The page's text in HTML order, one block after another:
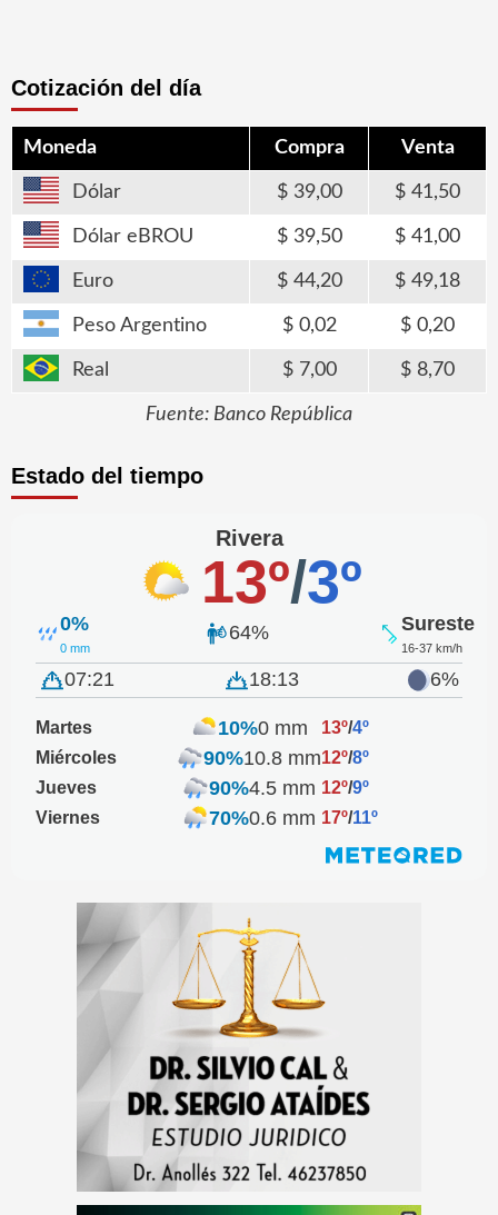
Cotización del día
Moneda Compra Venta
Dólar 39,00 41,50
Dólar eBROU 39,50 41,00
Euro 44,20 49,18
Peso Argentino 0,02 0,20
Real 7,00 8,70
Fuente: Banco República
Estado del tiempo
Rivera
13º/3º
0%
0 mm
64% Sureste
16-37 km/h
07:21 18:13 6%
Martes 10%0 mm 13º/4º
Miércoles
90%10.8 mm12º/8º
Jueves
90%4.5 mm 12º/9º
Viernes
70%0.6 mm 17º/11º